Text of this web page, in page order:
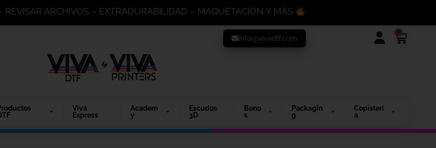
REVISAR ARCHIVOS – EXTRADURABILIDAD – MAQUETACIÓN Y MÁS
0
info@vivadtf.com
Viva
Express
Academ
y
Escudos
3D
Bono
s
Packagin
g
Copisterí
a